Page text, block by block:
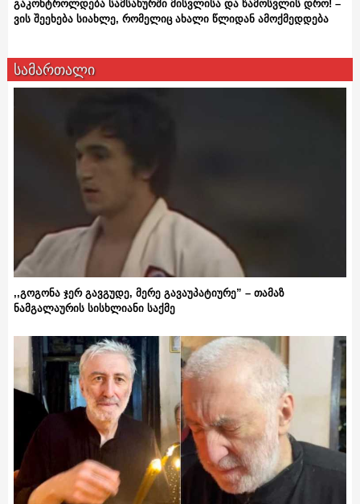
გაკონტროლდება სამსახურში მისვლისა და წამოსვლის დრო! –
ვის შეეხება სიახლე, რომელიც ახალი წლიდან ამოქმედდება
სამართალი
,,გოგონა ჯერ გავგუდე, მერე გავაუპატიურე” – თამაზ
ნამგალაურის სისხლიანი საქმე